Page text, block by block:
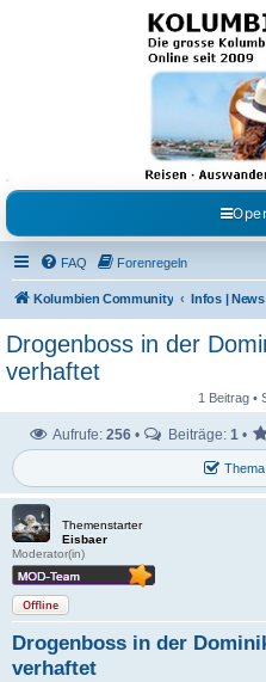
Kolumbienforum - Das
grosse Forum der
Freunde Kolumbiens
Reisen, Auswandern, Kultur, Politik,
Austausch, Erfahrungen und Gemeinschaft
FAQ Forenregeln
Kolumbien Community Infos | News
Drogenboss in der
verhaftet
1 Beitrag •
Aufrufe: 256 • Beiträge: 1 •
Themenstarter
Eisbaer
Moderator(in)
Offline
Drogenboss in der
verhaftet